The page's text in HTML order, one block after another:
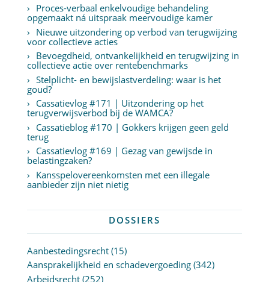
Proces-verbaal enkelvoudige behandeling
opgemaakt ná uitspraak meervoudige kamer
Nieuwe uitzondering op verbod van terugwijzing
voor collectieve acties
Bevoegdheid, ontvankelijkheid en terugwijzing in
collectieve actie over rentebenchmarks
Stelplicht- en bewijslastverdeling: waar is het
goud?
Cassatievlog #171 | Uitzondering op het
terugverwijsverbod bij de WAMCA?
Cassatieblog #170 | Gokkers krijgen geen geld
terug
Cassatievlog #169 | Gezag van gewijsde in
belastingzaken?
Kansspelovereenkomsten met een illegale
aanbieder zijn niet nietig
DOSSIERS
Aanbestedingsrecht(15)
Aansprakelijkheid en schadevergoeding(342)
Arbeidsrecht(252)